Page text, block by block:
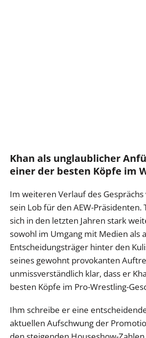
Khan als unglaublicher
einer der besten Köpfe im
Im weiteren Verlauf des
sein Lob für den AEW-Präsidenten.
sich in den letzten Jahren stark
sowohl im Umgang mit Medien als
Entscheidungsträger hinter den
seines gewohnt provokanten
unmissverständlich klar, dass er
besten Köpfe im Pro-Wrestling-
Ihm schreibe er eine
aktuellen Aufschwung der